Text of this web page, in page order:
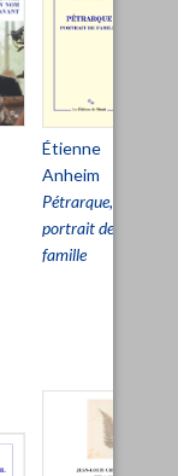
Étienne
Anheim
Pétrarque,
portrait de
famille